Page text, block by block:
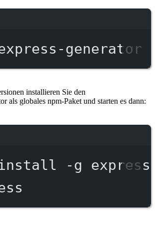
generator
installieren Sie den
als globales npm-Paket und starten es dann:
-g